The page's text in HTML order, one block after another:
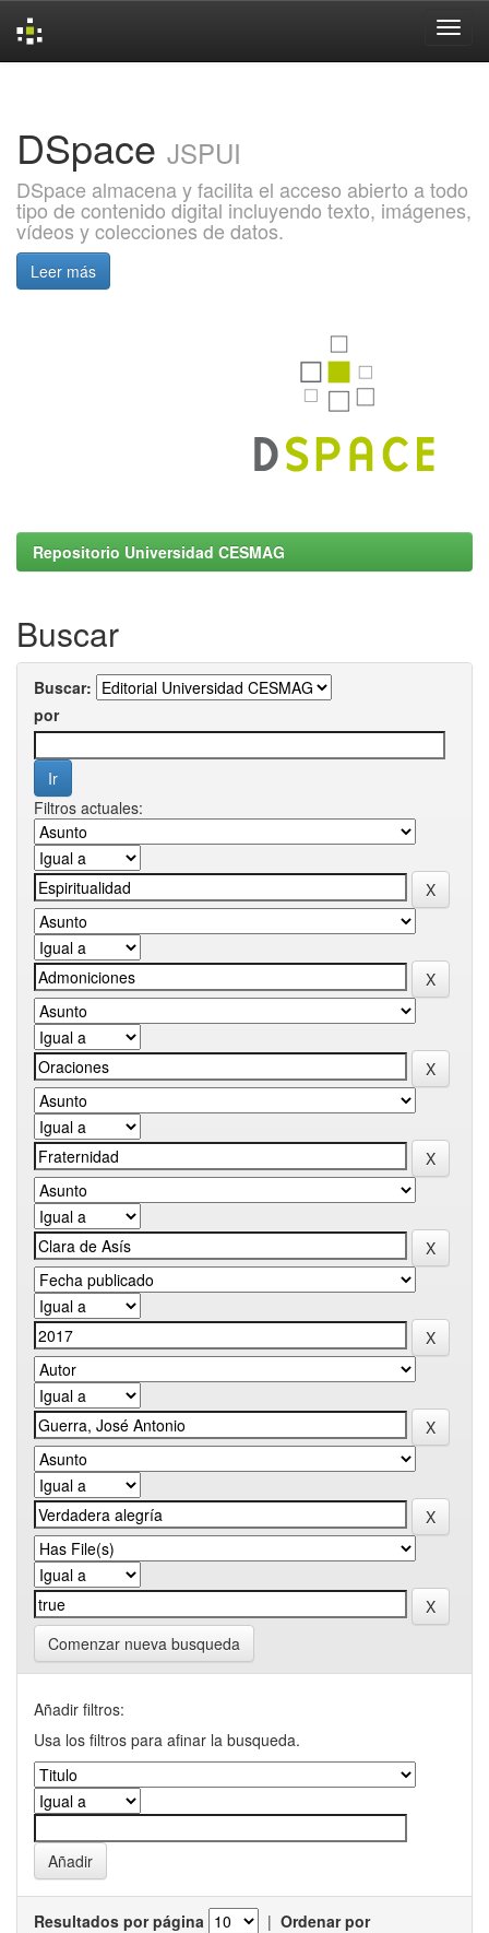
DSpace JSPUI
DSpace almacena y facilita el acceso abierto a todo
tipo de contenido digital incluyendo texto, imágenes,
vídeos y colecciones de datos.
Leer más
Repositorio Universidad CESMAG
Buscar
Buscar:
por
Filtros actuales:
Comenzar nueva busqueda
Añadir filtros:
Usa los filtros para afinar la busqueda.
Resultados por página | Ordenar por